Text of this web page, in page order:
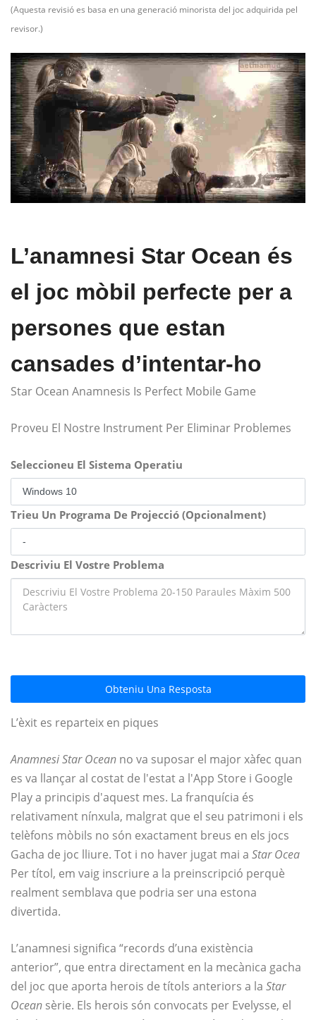
(Aquesta revisió es basa en una generació minorista del joc adquirida pel
revisor.)
L’anamnesi Star Ocean és
el joc mòbil perfecte per a
persones que estan
cansades d’intentar-ho
Star Ocean Anamnesis Is Perfect Mobile Game
Proveu El Nostre Instrument Per Eliminar Problemes
Seleccioneu El Sistema Operatiu
Trieu Un Programa De Projecció (Opcionalment)
Descriviu El Vostre Problema
Obteniu Una Resposta
L’èxit es reparteix en piques
Anamnesi Star Ocean no va suposar el major xàfec quan
es va llançar al costat de l'estat a l'App Store i Google
Play a principis d'aquest mes. La franquícia és
relativament nínxula, malgrat que el seu patrimoni i els
telèfons mòbils no són exactament breus en els jocs
Gacha de joc lliure. Tot i no haver jugat mai a Star Ocea
Per títol, em vaig inscriure a la preinscripció perquè
realment semblava que podria ser una estona
divertida.
L’anamnesi significa “records d’una existència
anterior”, que entra directament en la mecànica gacha
del joc que aporta herois de títols anteriors a la Star
Ocean sèrie. Els herois són convocats per Evelysse, el